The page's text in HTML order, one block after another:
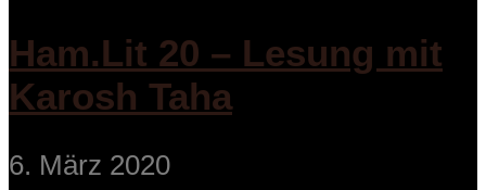
Ham.Lit 20 – Lesung mit
Karosh Taha
6. März 2020